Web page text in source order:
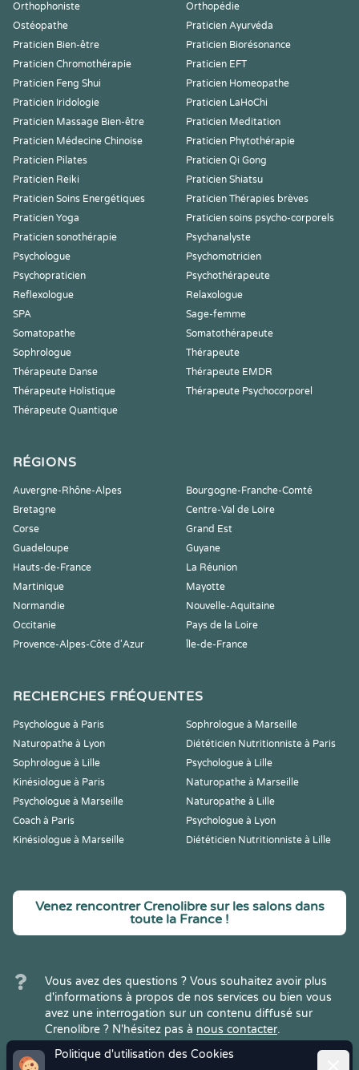
Politique d'utilisation des Cookies
Orthophoniste
Orthopédie
Ostéopathe
Praticien Ayurvéda
Praticien Bien-être
Praticien Biorésonance
Praticien Chromothérapie
Praticien EFT
Praticien Feng Shui
Praticien Homeopathe
Praticien Iridologie
Praticien LaHoChi
Praticien Massage Bien-être
Praticien Meditation
Praticien Médecine Chinoise
Praticien Phytothérapie
Praticien Pilates
Praticien Qi Gong
Praticien Reiki
Praticien Shiatsu
Praticien Soins Energétiques
Praticien Thérapies brèves
Praticien Yoga
Praticien soins psycho-corporels
Praticien sonothérapie
Psychanalyste
Psychologue
Psychomotricien
Psychopraticien
Psychothérapeute
Reflexologue
Relaxologue
SPA
Sage-femme
Somatopathe
Somatothérapeute
Sophrologue
Thérapeute
Thérapeute Danse
Thérapeute EMDR
Thérapeute Holistique
Thérapeute Psychocorporel
Thérapeute Quantique
RÉGIONS
Auvergne-Rhône-Alpes
Bourgogne-Franche-Comté
Bretagne
Centre-Val de Loire
Corse
Grand Est
Guadeloupe
Guyane
Hauts-de-France
La Réunion
Martinique
Mayotte
Normandie
Nouvelle-Aquitaine
Occitanie
Pays de la Loire
Provence-Alpes-Côte d'Azur
Île-de-France
RECHERCHES FRÉQUENTES
Psychologue à Paris
Sophrologue à Marseille
Naturopathe à Lyon
Diététicien Nutritionniste à Paris
Sophrologue à Lille
Psychologue à Lille
Kinésiologue à Paris
Naturopathe à Marseille
Psychologue à Marseille
Naturopathe à Lille
Coach à Paris
Psychologue à Lyon
Kinésiologue à Marseille
Diététicien Nutritionniste à Lille
Venez rencontrer Crenolibre sur les salons dans
toute la France !
Vous avez des questions ? Vous souhaitez avoir plus
d'informations à propos de nos services ou bien vous
avez une interrogation sur un contenu diffusé sur
Crenolibre ? N'hésitez pas à nous contacter.